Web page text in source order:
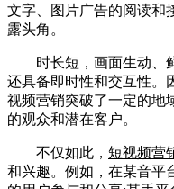
文字、图片广告的阅读和
露头角。
时长短，画面生动、鲜
还具备即时性和交互性。
视频营销突破了一定的地
的观众和潜在客户。
不仅如此， 短视频营
和兴趣。例如，在某音平